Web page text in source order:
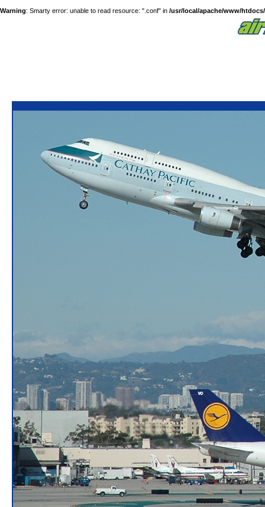
Warning: Smarty error: unable to read resource: ".conf" in /usr/local/apache/www/